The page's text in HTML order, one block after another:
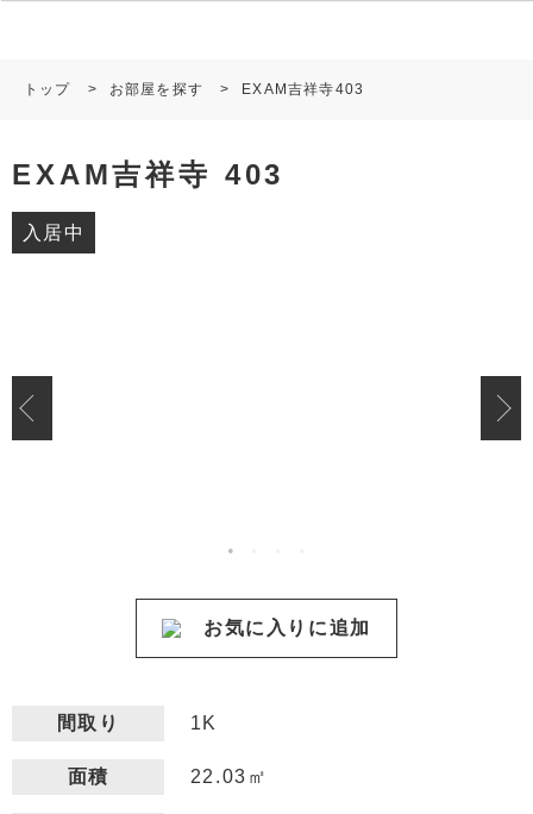
トップ > お部屋を探す > EXAM吉祥寺403
EXAM吉祥寺 403
入居中
お気に入りに追加
間取り 1K
面積 22.03㎡